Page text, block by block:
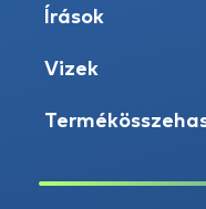
Írások
Vizek